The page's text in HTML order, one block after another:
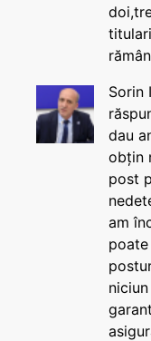
Sorin
dau
obțin
post
am